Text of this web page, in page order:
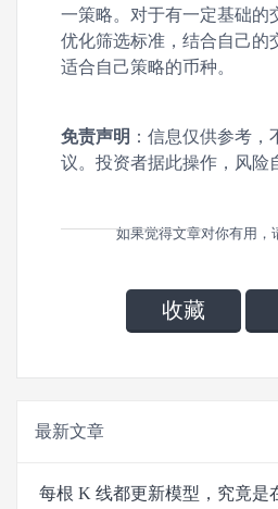
一策略。对于有一定基础的
优化筛选标准，结合自己的
适合自己策略的币种。
免责声明 ：信息仅供参考
议。投资者据此操作，风险
如果觉得文章对你有用，
收藏
最新文章
每根 K 线都更新模型，究竟是